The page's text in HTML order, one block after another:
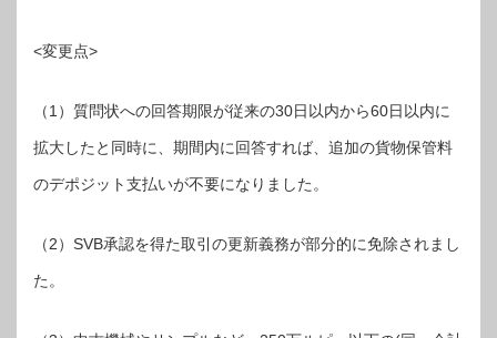
<変更点>
（1）質問状への回答期限が従来の30日以内から60日以内に
拡大したと同時に、期間内に回答すれば、追加の貨物保管料
のデポジット支払いが不要になりました。
（2）SVB承認を得た取引の更新義務が部分的に免除されまし
た。